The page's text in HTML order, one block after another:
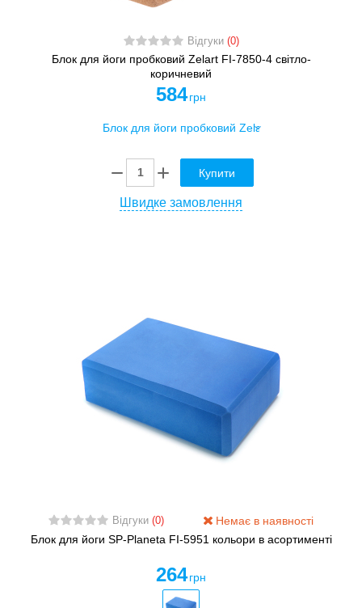
Відгуки (0)
Блок для йоги пробковий Zelart FI-7850-4 світло-
коричневий
584 грн
Купити
Швидке замовлення
Відгуки(0)
Немає в наявності
Блок для йоги SP-Planeta FI-5951 кольори в асортименті
264 грн